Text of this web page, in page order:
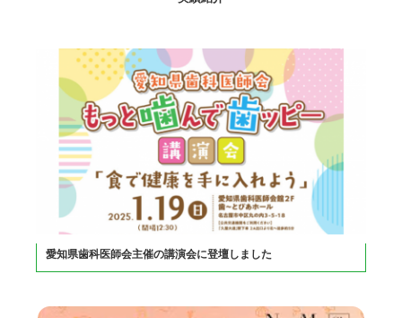
愛知県歯科医師会主催の講演会に登壇しました